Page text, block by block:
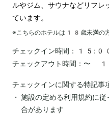
ルやジム、サウナなどリフレ
ています。
※こちらのホテルは 18 歳未満の
チェックイン時間：
チェックアウト時間： 〜
チェックインに関する特記事
施設の定める利用規約に
合があります